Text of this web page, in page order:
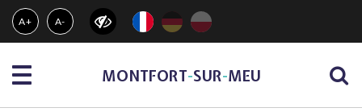
Gestion des traceurs
A+ A-
Menu MONTFORT-SUR-MEU